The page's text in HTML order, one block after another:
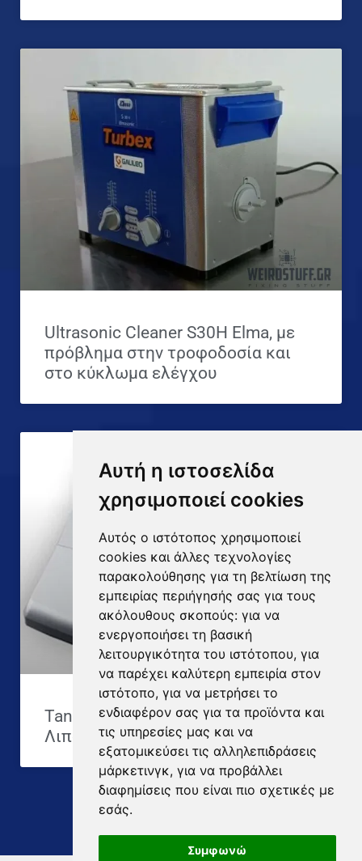
Αυτή η ιστοσελίδα
χρησιμοποιεί cookies
Αυτός ο ιστότοπος χρησιμοποιεί
cookies και άλλες τεχνολογίες
παρακολούθησης για τη βελτίωση της
εμπειρίας περιήγησής σας για τους
ακόλουθους σκοπούς: για να
ενεργοποιήσει τη βασική
λειτουργικότητα του ιστότοπου, για
να παρέχει καλύτερη εμπειρία στον
ιστότοπο, για να μετρήσει το
ενδιαφέρον σας για τα προϊόντα και
τις υπηρεσίες μας και να
εξατομικεύσει τις αλληλεπιδράσεις
μάρκετινγκ, για να προβάλλει
διαφημίσεις που είναι πιο σχετικές με
εσάς.
Συμφωνώ
Ultrasonic Cleaner S30H Elma, με
πρόβλημα στην τροφοδοσία και
στο κύκλωμα ελέγχου
Tanita RD-545 HR Smart Ζυγαριά με
Λιπομετρητή
Δείτε όλες τις επισκευές